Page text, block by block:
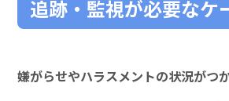
追跡・監視が必要なケ
嫌がらせやハラスメントの状況がつ